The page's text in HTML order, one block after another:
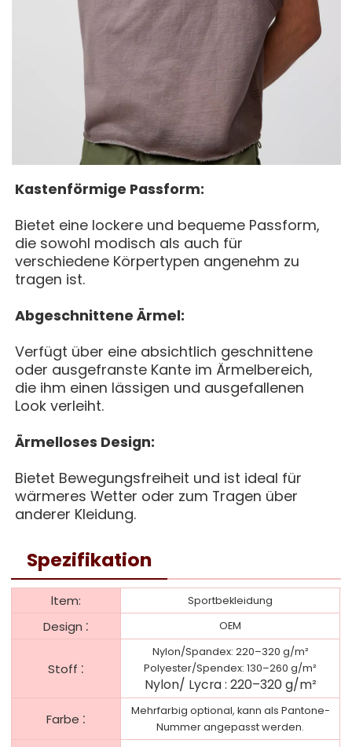
Kastenförmige Passform:
Bietet eine lockere und bequeme Passform,
die sowohl modisch als auch für
verschiedene Körpertypen angenehm zu
tragen ist.
Abgeschnittene Ärmel:
Verfügt über eine absichtlich geschnittene
oder ausgefranste Kante im Ärmelbereich,
die ihm einen lässigen und ausgefallenen
Look verleiht.
Ärmelloses Design:
Bietet Bewegungsfreiheit und ist ideal für
wärmeres Wetter oder zum Tragen über
anderer Kleidung.
Spezifikation
ltem: Sportbekleidung
Design : OEM
Stoff :
Nylon/Spandex: 220–320 g/m²
Polyester/Spendex: 130–260 g/m²
Nylon/ Lycra: 220–320 g/m²
Farbe :
Mehrfarbig optional, kann als Pantone-
Nummer angepasst werden.